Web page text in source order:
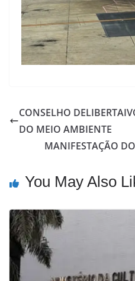
CONSELHO
DO MEIO AMBIENTE
MANIFESTAÇÃO
You May Also